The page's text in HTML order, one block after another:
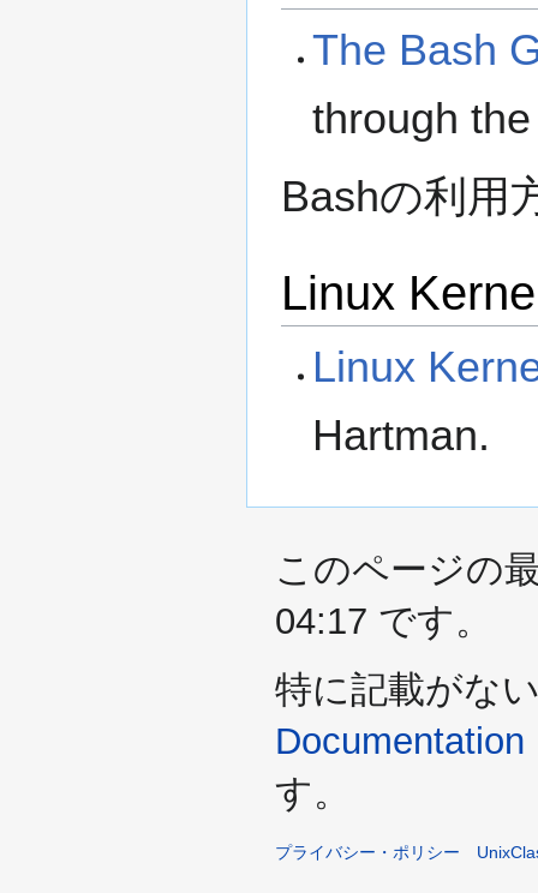
The Bash
through
Bashの利用
Linux
Linux
Hartman.
このページの
04:17 です。
特に記載がな
Documentation
す。
プライバシー・ポリシー